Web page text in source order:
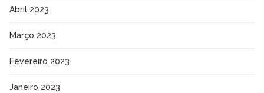
Abril 2023
Março 2023
Fevereiro 2023
Janeiro 2023